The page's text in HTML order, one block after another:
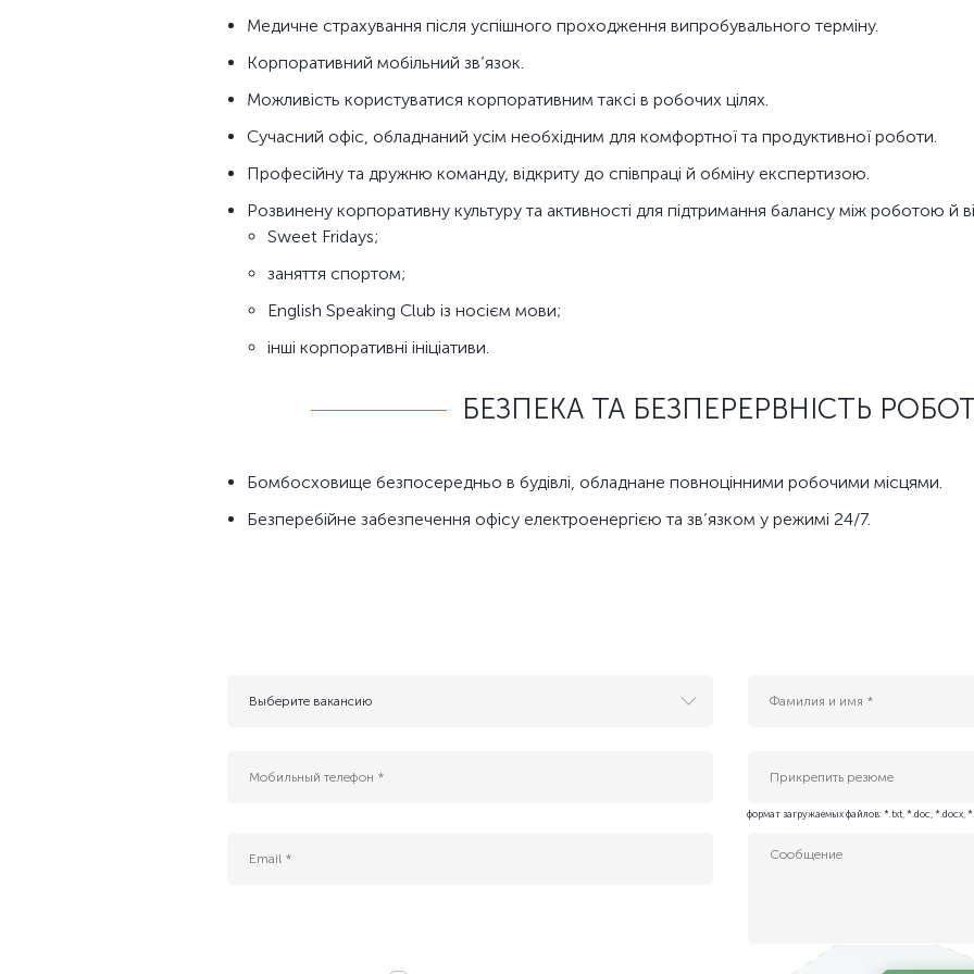
Медичне страхування після успішного проходження випробувального терміну.
Корпоративний мобільний зв’язок.
Можливість користуватися корпоративним таксі в робочих цілях.
Сучасний офіс, обладнаний усім необхідним для комфортної та продуктивної роботи.
Професійну та дружню команду, відкриту до співпраці й обміну експертизою.
Розвинену корпоративну культуру та активності для підтримання балансу між роботою й
Sweet Fridays;
заняття спортом;
English Speaking Club із носієм мови;
інші корпоративні ініціативи.
БЕЗПЕКА ТА БЕЗПЕРЕРВНІСТЬ
Бомбосховище безпосередньо в будівлі, обладнане повноцінними робочими місцями.
Безперебійне забезпечення офісу електроенергією та зв’язком у режимі 24/7.
Выберите вакансию
Прикрепить резюме
формат загружаемых файлов: *.txt, *.doc, *.docx,